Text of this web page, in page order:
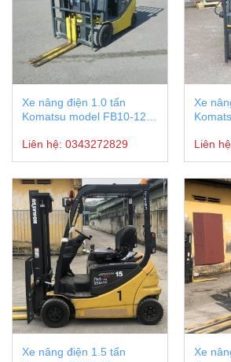
Xe nâng điện 1.0 tấn
Komatsu model FB10-12
Liên hệ: 0343272829
Xe
Liên
Xe nâng điện 1.5 tấn
Xe